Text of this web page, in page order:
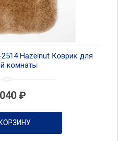
Hazelnut Коврик для
комнаты
₽